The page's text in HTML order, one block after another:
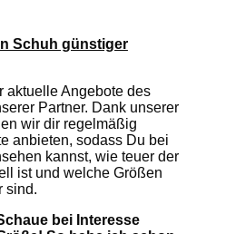
Schuh günstiger
aktuelle Angebote des
Partner. Dank unserer
wir dir regelmäßig
anbieten, sodass Du bei
kannst, wie teuer der
ist und welche Größen
sind.
bei Interesse